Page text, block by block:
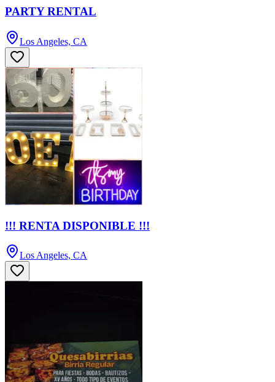
PARTY RENTAL
Los Angeles, CA
!!! RENTA DISPONIBLE !!!
Los Angeles, CA